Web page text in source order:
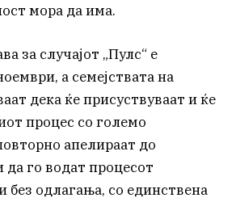
мора да има.
за случајот „Пулс“ е
а семејствата на
дека ќе присуствуваат и ќе
процес со големо
апелираат до
да го водат процесот
без одлагања, со единствена